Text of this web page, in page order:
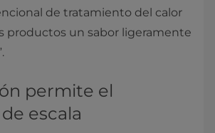
de tratamiento del calor
productos un sabor ligeramente
permite el
escala